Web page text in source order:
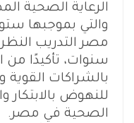
الرعاية الصحية
والتي بموجبها
سنوات، تأكيدًا من
بالشراكات
للنهوض بالابتكار
الصحية في مصر.